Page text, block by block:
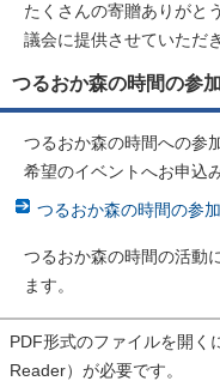
たくさんの寄贈ありがと
議会に提供させていただ
つるおか森の時間の参
つるおか森の時間への参
希望のイベントへお申込
つるおか森の時間の参
つるおか森の時間の活動
ます。
PDF形式のファイルを開く
Reader）が必要です。